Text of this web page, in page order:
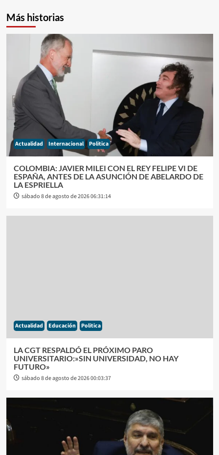
Más historias
Actualidad Internacional Politica
COLOMBIA: JAVIER MILEI CON EL REY FELIPE VI DE
ESPAÑA, ANTES DE LA ASUNCIÓN DE ABELARDO DE
LA ESPRIELLA
sábado 8 de agosto de 2026 06:31:14
Actualidad Educación Politica
LA CGT RESPALDÓ EL PRÓXIMO PARO
UNIVERSITARIO:»SIN UNIVERSIDAD, NO HAY
FUTURO»
sábado 8 de agosto de 2026 00:03:37